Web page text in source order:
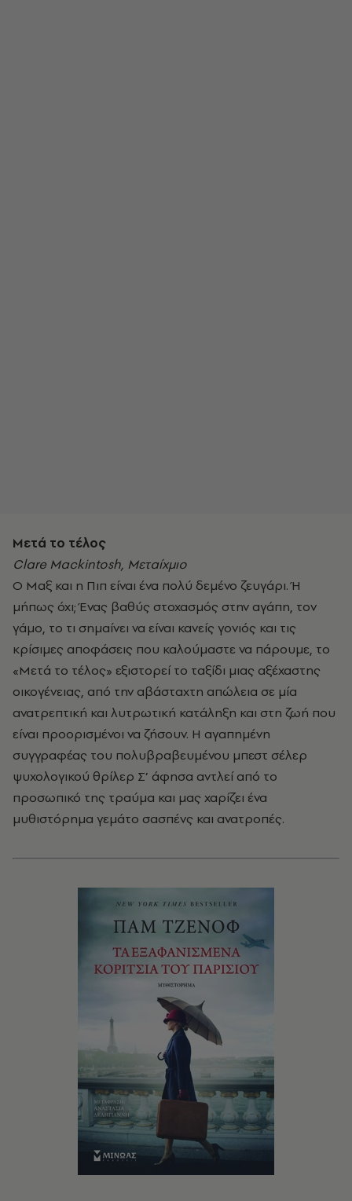
Μετά το τέλος
Clare Mackintosh, Μεταίχμιο
Ο Μαξ και η Πιπ είναι ένα πολύ δεμένο ζευγάρι. Ή
μήπως όχι; Ένας βαθύς στοχασμός στην αγάπη, τον
γάμο, το τι σημαίνει να είναι κανείς γονιός και τις
κρίσιμες αποφάσεις που καλούμαστε να πάρουμε, το
«Μετά το τέλος» εξιστορεί το ταξίδι μιας αξέχαστης
οικογένειας, από την αβάσταχτη απώλεια σε µία
ανατρεπτική και λυτρωτική κατάληξη και στη ζωή που
είναι προορισμένοι να ζήσουν. Η αγαπημένη
συγγραφέας του πολυβραβευμένου μπεστ σέλερ
ψυχολογικού θρίλερ Σ’ άφησα αντλεί από το
προσωπικό της τραύμα και µας χαρίζει ένα
μυθιστόρημα γεμάτο σασπένς και ανατροπές.